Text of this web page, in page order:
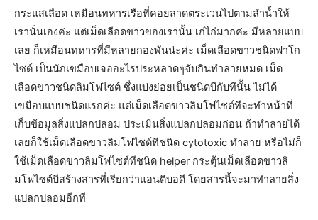
กระแสเลือด เหมือนทหารเรือที่คอยลาดตระเวนไปตามลำน้ำให้
เรานั่นเองค่ะ แต่เม็ดเลือดขาวของเรานั้น เก๋ไก๋มากค่ะ มีหลายแบบ
เลย ก็เหมือนทหารที่มีหลายกองพันน่ะค่ะ เม็ดเลือดขาวชนิดฟาโก
ไซต์ เป็นนักเขมือบเจออะไรประหลาดๆจับกินทำลายหมด เม็ด
เลือดขาวชนิดลิมโฟไซต์ ซึ่งแบ่งย่อยเป็นชนิดบีกับทีนั้น ไม่ได้
เขมือบแบบชนิดแรกค่ะ แต่เม็ดเลือดขาวลิมโฟไซต์ทีจะทำหน้าที่
เก็บข้อมูลสิ่งแปลกปลอม ประเมินสิ่งแปลกปลอมก่อน ถ้าทำลายได้
เลยก็ใช้เม็ดเลือดขาวลิมโฟไซต์ทีชนิด cytotoxic ทำลาย หรือไม่ก็
ใช้เม็ดเลือดขาวลิมโฟไซต์ทีชนิด helper กระตุ้นเม็ดเลือดขาวลิ
มโฟไซต์บีสร้างสารที่เรียกว่าแอนติบอดี โดยสารนี้จะมาทำลายสิ่ง
แปลกปลอมอีกที